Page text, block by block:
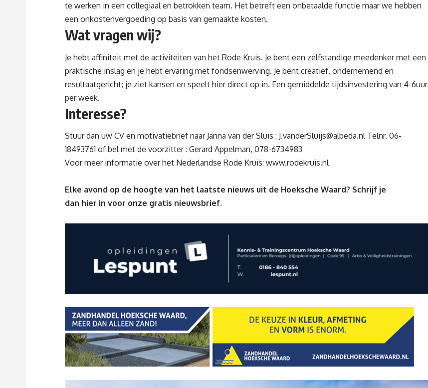
te werken in een collegiaal en betrokken team. Het betreft een onbetaalde functie maar we hebben
een onkostenvergoeding op basis van gemaakte kosten.
Wat vragen wij?
Je hebt affiniteit met de activiteiten van het Rode Kruis. Je bent een zelfstandige meedenker met een
praktische inslag en je hebt ervaring met fondsenwerving. Je bent creatief, ondernemend en
resultaatgericht; je ziet kansen en speelt hier direct op in. Een gemiddelde tijdsinvestering van 4-6uur
per week.
Interesse?
Stuur dan uw CV en motivatiebrief naar Janna van der Sluis : J.vanderSluijs@albeda.nl Telnr. 06-
18493761 of bel met de voorzitter : Gerard Appelman, 078-6734983
Voor meer informatie over het Nederlandse Rode Kruis: www.rodekruis.nl
Elke avond op de hoogte van het laatste nieuws uit de Hoeksche Waard? Schrijf je
dan hier in voor onze gratis nieuwsbrief.